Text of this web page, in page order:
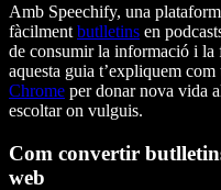
Amb Speechify, una
fàcilment butlletins en
de consumir la informació i la
aquesta guia t’expliquem
Chrome per donar nova vida
escoltar on vulguis.
Com convertir
web